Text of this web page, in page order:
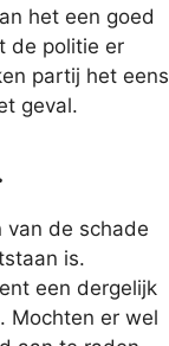
het een goed
de politie er
partij het eens
geval.
van de schade
is.
een dergelijk
Mochten er wel